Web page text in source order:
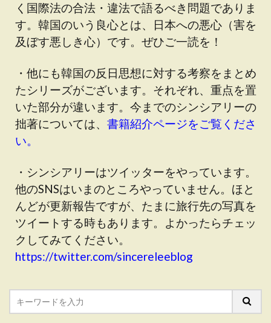
く国際法の合法・違法で語るべき問題でありま
す。韓国のいう良心とは、日本への悪心（害を
及ぼす悪しき心）です。ぜひご一読を！
・他にも韓国の反日思想に対する考察をまとめ
たシリーズがございます。それぞれ、重点を置
いた部分が違います。今までのシンシアリーの
拙著については、 書籍紹介ページをご覧くださ
い。
・シンシアリーはツイッターをやっています。
他のSNSはいまのところやっていません。ほと
んどが更新報告ですが、たまに旅行先の写真を
ツイートする時もあります。よかったらチェッ
クしてみてください。
https://twitter.com/sincereleeblog